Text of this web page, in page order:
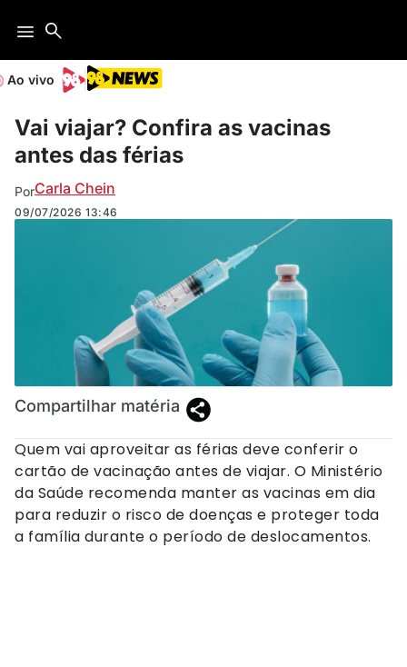
Ao vivo
Vai viajar? Confira as vacinas
antes das férias
PorCarla Chein
09/07/2026 13:46
Compartilhar matéria
Quem vai aproveitar as férias deve conferir o
cartão de vacinação antes de viajar. O Ministério
da Saúde recomenda manter as vacinas em dia
para reduzir o risco de doenças e proteger toda
a família durante o período de deslocamentos.